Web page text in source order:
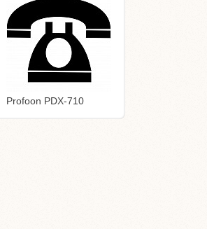
Profoon PDX-710